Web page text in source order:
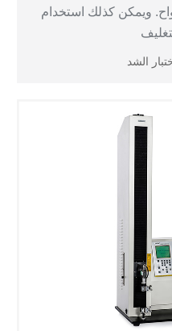
ويمكن كذلك استخدام
الشد